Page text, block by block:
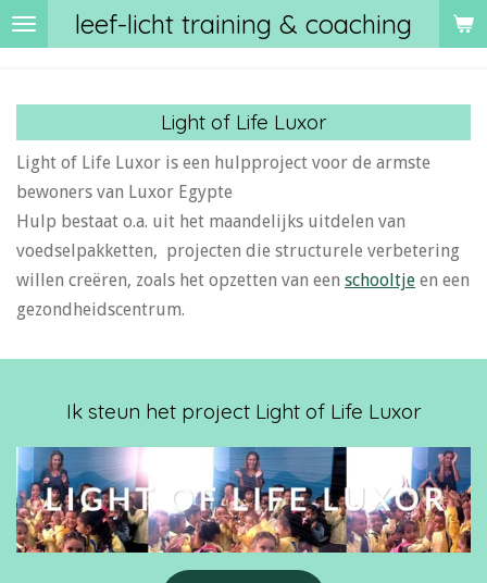
Ga
direct
hoofdinhoud
leef-licht training & coaching
Light of Life Luxor
Light of Life Luxor is een hulpproject voor de armste
bewoners van Luxor Egypte
Hulp bestaat o.a. uit het maandelijks uitdelen van
voedselpakketten, projecten die structurele verbetering
willen creëren, zoals het opzetten van een schooltje en een
gezondheidscentrum.
Ik steun het project Light of Life Luxor